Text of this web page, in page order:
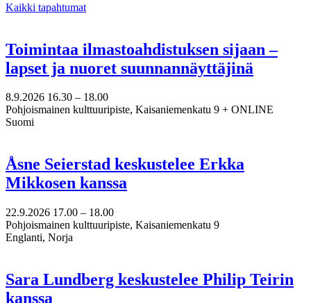
Kaikki tapahtumat
Toimintaa ilmastoahdistuksen sijaan –
lapset ja nuoret suunnannäyttäjinä
8.9.2026 16.30 – 18.00
Pohjoismainen kulttuuripiste, Kaisaniemenkatu 9 + ONLINE
Suomi
Åsne Seierstad keskustelee Erkka
Mikkosen kanssa
22.9.2026 17.00 – 18.00
Pohjoismainen kulttuuripiste, Kaisaniemenkatu 9
Englanti, Norja
Sara Lundberg keskustelee Philip Teirin
kanssa